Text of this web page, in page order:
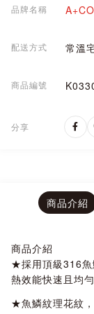
品牌名稱
配送方式 常溫
商品編號
分享
商品介紹
商品介紹
★採用頂級316魚
熱效能快速且均勻
★魚鱗紋理花紋